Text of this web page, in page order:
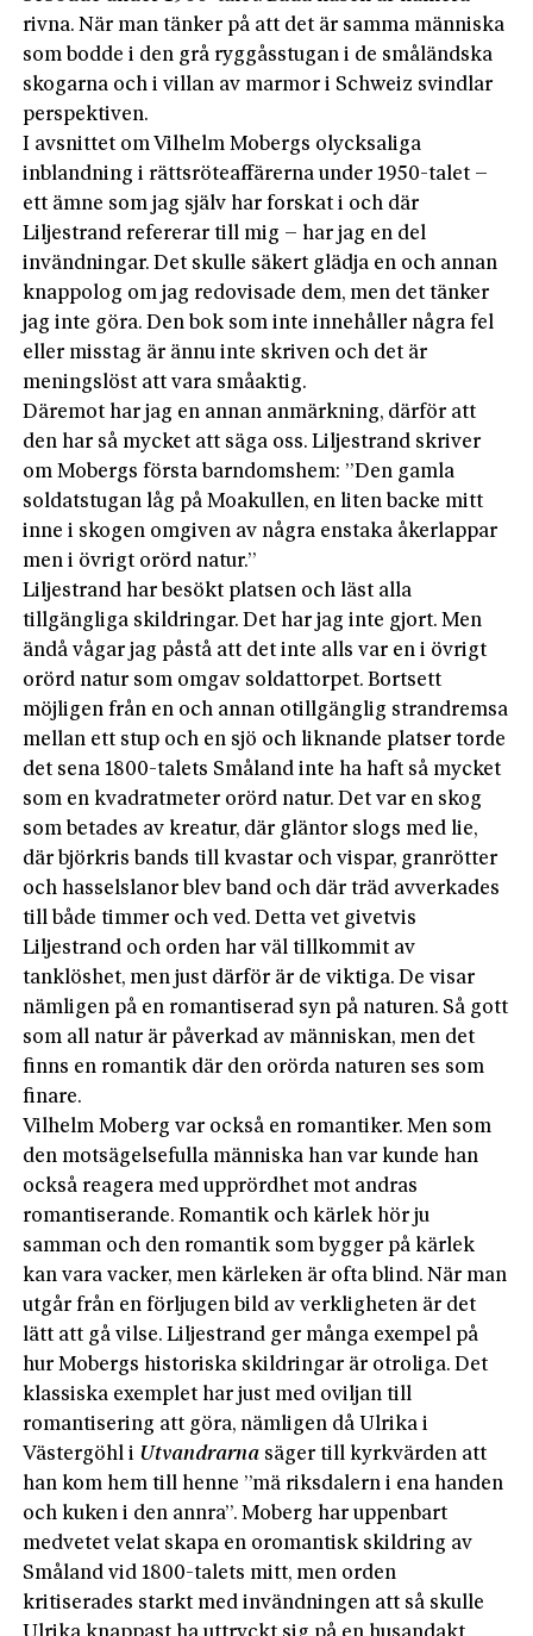
rivna. När man tänker på att det är samma människa
som bodde i den grå ryggåsstugan i de småländska
skogarna och i villan av marmor i Schweiz svindlar
perspektiven.
I avsnittet om Vilhelm Mobergs olycksaliga
inblandning i rättsröteaffärerna under 1950-talet –
ett ämne som jag själv har forskat i och där
Liljestrand refererar till mig – har jag en del
invändningar. Det skulle säkert glädja en och annan
knappolog om jag redovisade dem, men det tänker
jag inte göra. Den bok som inte innehåller några fel
eller misstag är ännu inte skriven och det är
meningslöst att vara småaktig.
Däremot har jag en annan anmärkning, därför att
den har så mycket att säga oss. Liljestrand skriver
om Mobergs första barndomshem: ”Den gamla
soldatstugan låg på Moakullen, en liten backe mitt
inne i skogen omgiven av några enstaka åkerlappar
men i övrigt orörd natur.”
Liljestrand har besökt platsen och läst alla
tillgängliga skildringar. Det har jag inte gjort. Men
ändå vågar jag påstå att det inte alls var en i övrigt
orörd natur som omgav soldattorpet. Bortsett
möjligen från en och annan otillgänglig strandremsa
mellan ett stup och en sjö och liknande platser torde
det sena 1800-talets Småland inte ha haft så mycket
som en kvadratmeter orörd natur. Det var en skog
som betades av kreatur, där gläntor slogs med lie,
där björkris bands till kvastar och vispar, granrötter
och hasselslanor blev band och där träd avverkades
till både timmer och ved. Detta vet givetvis
Liljestrand och orden har väl tillkommit av
tanklöshet, men just därför är de viktiga. De visar
nämligen på en romantiserad syn på naturen. Så gott
som all natur är påverkad av människan, men det
finns en romantik där den orörda naturen ses som
finare.
Vilhelm Moberg var också en romantiker. Men som
den motsägelsefulla människa han var kunde han
också reagera med upprördhet mot andras
romantiserande. Romantik och kärlek hör ju
samman och den romantik som bygger på kärlek
kan vara vacker, men kärleken är ofta blind. När man
utgår från en förljugen bild av verkligheten är det
lätt att gå vilse. Liljestrand ger många exempel på
hur Mobergs historiska skildringar är otroliga. Det
klassiska exemplet har just med oviljan till
romantisering att göra, nämligen då Ulrika i
Västergöhl i Utvandrarna säger till kyrkvärden att
han kom hem till henne ”mä riksdalern i ena handen
och kuken i den annra”. Moberg har uppenbart
medvetet velat skapa en oromantisk skildring av
Småland vid 1800-talets mitt, men orden
kritiserades starkt med invändningen att så skulle